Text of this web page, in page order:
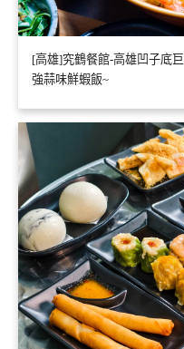
[高雄]究鶴餐館-高雄凹子底
強蒜味鮮蝦飯~